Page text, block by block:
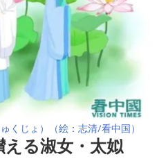
くじょ）（絵：志清/看中国）
える淑女・太姒